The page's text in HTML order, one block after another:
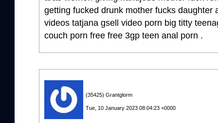
getting fucked drunk mother fucks daughter
videos tatjana gsell video porn big titty
couch porn free free 3gp teen anal porn .
(35425) Grantglorm
Tue, 10 January 2023 08:04:23 +0000